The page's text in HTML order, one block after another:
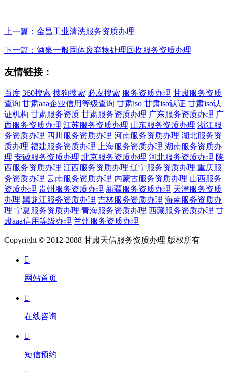
上一篇：金昌工业清洗服务资质办理
下一篇：酒泉一般固体废弃物处理回收服务资质办理
友情链接：
百度 360搜索 搜狗搜索 必应搜索 服务资质办理 甘肃服务资质
查询 甘肃aaa企业信用等级查询 甘肃iso 甘肃iso认证 甘肃iso认
证机构 甘肃服务资质 甘肃服务资质办理 广东服务资质办理 广
西服务资质办理 江苏服务资质办理 山东服务资质办理 浙江服
务资质办理 四川服务资质办理 河南服务资质办理 湖北服务资
质办理 福建服务资质办理 上海服务资质办理 湖南服务资质办
理 安徽服务资质办理 北京服务资质办理 河北服务资质办理 陕
西服务资质办理 江西服务资质办理 辽宁服务资质办理 重庆服
务资质办理 云南服务资质办理 内蒙古服务资质办理 山西服务
资质办理 贵州服务资质办理 新疆服务资质办理 天津服务资质
办理 黑龙江服务资质办理 吉林服务资质办理 海南服务资质办
理 宁夏服务资质办理 青海服务资质办理 西藏服务资质办理 甘
肃aaa信用等级办理 兰州服务资质办理
Copyright © 2012-2088 甘肃天信服务资质办理 版权所有

网站首页

在线咨询

短信预约